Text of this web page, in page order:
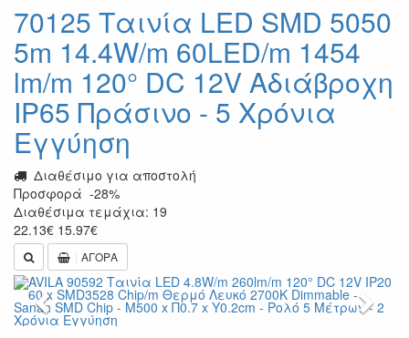
70125 Ταινία LED SMD 5050
5m 14.4W/m 60LED/m 1454
lm/m 120° DC 12V Αδιάβροχη
IP65 Πράσινο - 5 Χρόνια
Εγγύηση
Διαθέσιμο για αποστολή
Προσφορά -28%
Διαθέσιμα τεμάχια: 19
22.13€ 15.97€
ΑΓΟΡΑ
Previous Next